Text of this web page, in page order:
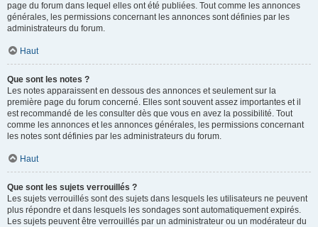
page du forum dans lequel elles ont été publiées. Tout comme les annonces
générales, les permissions concernant les annonces sont définies par les
administrateurs du forum.
Haut
Que sont les notes ?
Les notes apparaissent en dessous des annonces et seulement sur la
première page du forum concerné. Elles sont souvent assez importantes et il
est recommandé de les consulter dès que vous en avez la possibilité. Tout
comme les annonces et les annonces générales, les permissions concernant
les notes sont définies par les administrateurs du forum.
Haut
Que sont les sujets verrouillés ?
Les sujets verrouillés sont des sujets dans lesquels les utilisateurs ne peuvent
plus répondre et dans lesquels les sondages sont automatiquement expirés.
Les sujets peuvent être verrouillés par un administrateur ou un modérateur du